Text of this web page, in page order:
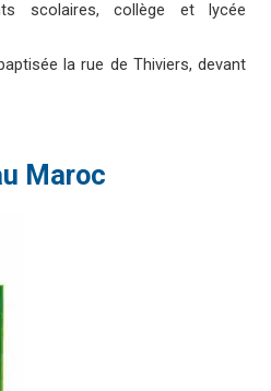
scolaires, collège et lycée
la rue de Thiviers, devant
Maroc